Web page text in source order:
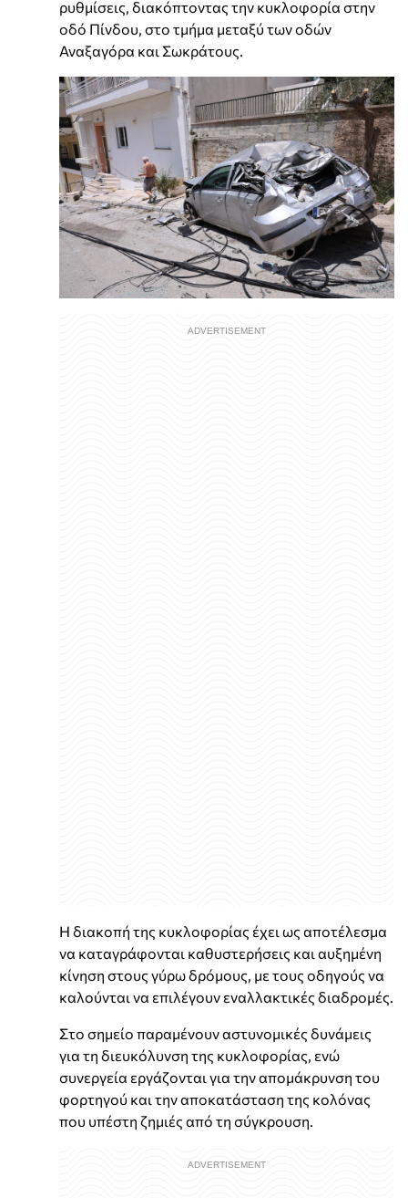
ρυθμίσεις, διακόπτοντας την κυκλοφορία στην
οδό Πίνδου, στο τμήμα μεταξύ των οδών
Αναξαγόρα και Σωκράτους.
Η διακοπή της κυκλοφορίας έχει ως αποτέλεσμα
να καταγράφονται καθυστερήσεις και αυξημένη
κίνηση στους γύρω δρόμους, με τους οδηγούς να
καλούνται να επιλέγουν εναλλακτικές διαδρομές.
Στο σημείο παραμένουν αστυνομικές δυνάμεις
για τη διευκόλυνση της κυκλοφορίας, ενώ
συνεργεία εργάζονται για την απομάκρυνση του
φορτηγού και την αποκατάσταση της κολόνας
που υπέστη ζημιές από τη σύγκρουση.